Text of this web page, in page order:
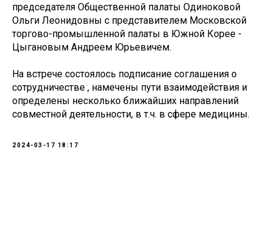
председателя Общественной палаты Одиноковой
Ольги Леонидовны с представителем Московской
торгово-промышленной палаты в Южной Корее -
Цыгановым Андреем Юрьевичем.
На встрече состоялось подписание соглашения о
сотрудничестве , намечены пути взаимодействия и
определены несколько ближайших направлений
совместной деятельности, в т.ч. в сфере медицины.
2024-03-17 18:17